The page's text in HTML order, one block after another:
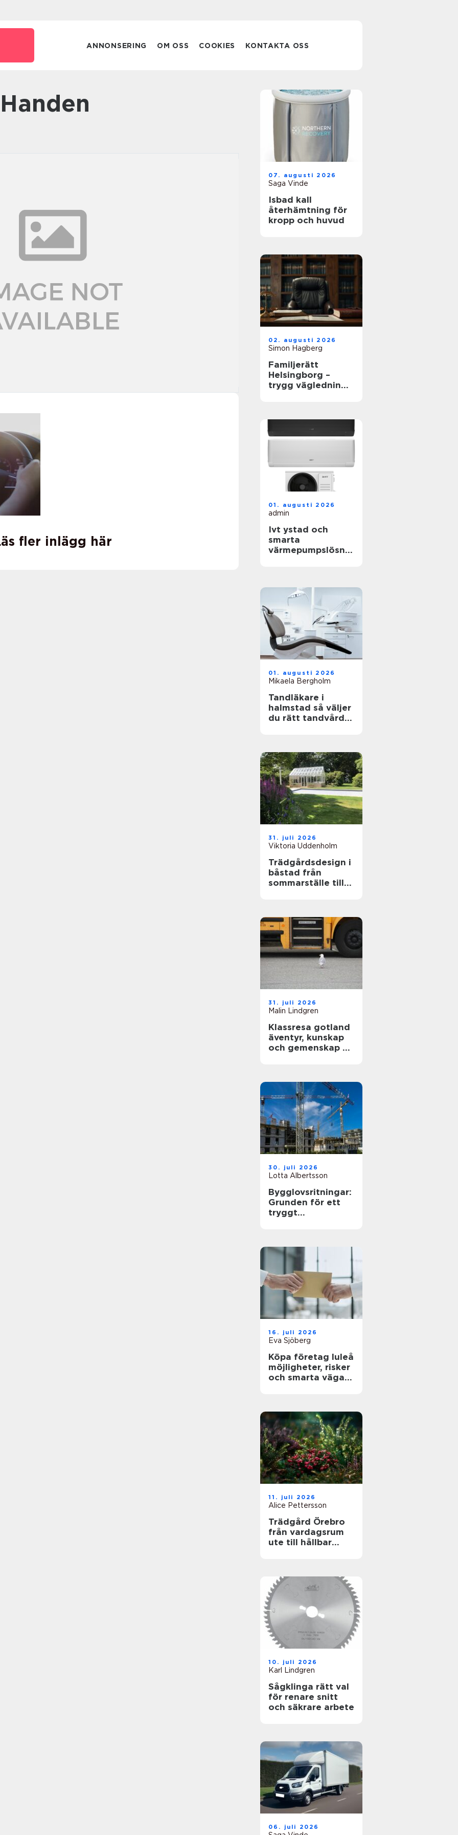
ANNONSERING OM OSS COOKIES KONTAKTA OSS
fler inlägg här
07. augusti 2026
Saga Vinde
Isbad kall
återhämtning för
kropp och huvud
02. augusti 2026
Simon Hagberg
Familjerätt
Helsingborg –
trygg vägledning i
01. augusti 2026
admin
Ivt ystad och
smarta
värmepumpslösnin
01. augusti 2026
Mikaela Bergholm
Tandläkare i
halmstad så väljer
du rätt tandvård
31. juli 2026
Viktoria Uddenholm
Trädgårdsdesign i
båstad från
sommarställe till
31. juli 2026
Malin Lindgren
Klassresa gotland
äventyr, kunskap
och gemenskap på
30. juli 2026
Lotta Albertsson
Bygglovsritningar:
Grunden för ett
tryggt
16. juli 2026
Eva Sjöberg
Köpa företag luleå
möjligheter, risker
och smarta vägar
11. juli 2026
Alice Pettersson
Trädgård Örebro
från vardagsrum
ute till hållbar
10. juli 2026
Karl Lindgren
Sågklinga rätt val
för renare snitt
och säkrare arbete
06. juli 2026